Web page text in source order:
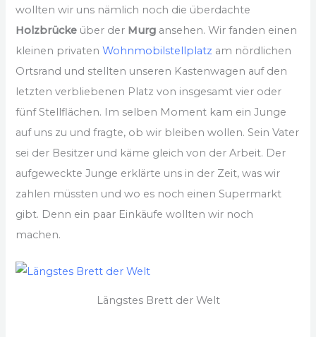
wollten wir uns nämlich noch die überdachte
Holzbrücke über der Murg ansehen. Wir fanden einen
kleinen privatenWohnmobilstellplatz am nördlichen
Ortsrand und stellten unseren Kastenwagen auf den
letzten verbliebenen Platz von insgesamt vier oder
fünf Stellflächen. Im selben Moment kam ein Junge
auf uns zu und fragte, ob wir bleiben wollen. Sein Vater
sei der Besitzer und käme gleich von der Arbeit. Der
aufgeweckte Junge erklärte uns in der Zeit, was wir
zahlen müssten und wo es noch einen Supermarkt
gibt. Denn ein paar Einkäufe wollten wir noch
machen.
Längstes Brett der Welt